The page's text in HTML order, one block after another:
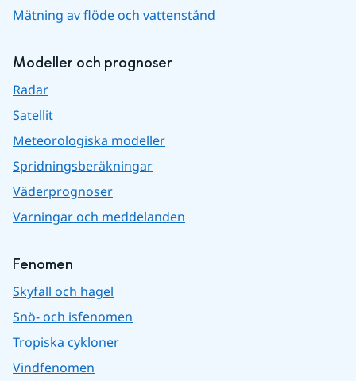
Mätning av flöde och vattenstånd
Modeller och prognoser
Radar
Satellit
Meteorologiska modeller
Spridningsberäkningar
Väderprognoser
Varningar och meddelanden
Fenomen
Skyfall och hagel
Snö- och isfenomen
Tropiska cykloner
Vindfenomen